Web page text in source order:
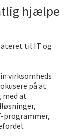
hjælpe
til IT og
virksomheds
på at
med at